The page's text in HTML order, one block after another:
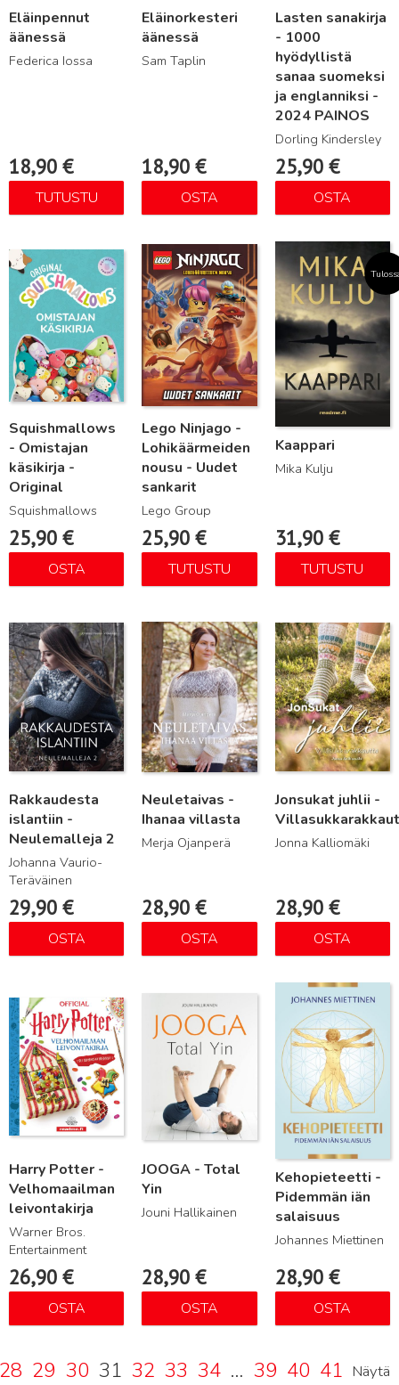
Eläinpennut
äänessä
Federica Iossa
18,90 €
TUTUSTU
Eläinorkesteri
äänessä
Sam Taplin
18,90€
OSTA
Lasten sanakirja
- 1000
hyödyllistä
sanaa suomeksi
ja englanniksi -
2024 PAINOS
Dorling Kindersley
25,90 €
OSTA
Squishmallows
- Omistajan
käsikirja -
Original
Squishmallows
25,90 €
OSTA
Lue lisää
Lego Ninjago -
Lohikäärmeiden
nousu - Uudet
sankarit
Lego Group
25,90€
TUTUSTU
Lue lisää
Kaappari
Mika Kulju
31,90 €
TUTUSTU
Lue lisää
Rakkaudesta
islantiin -
Neulemalleja 2
Johanna Vaurio-
Teräväinen
29,90 €
OSTA
Lue lisää
Neuletaivas -
Ihanaa villasta
Merja Ojanperä
28,90€
OSTA
Lue lisää
Jonsukat juhlii -
Jonna Kalliomäki
28,90 €
OSTA
Lue lisää
Harry Potter -
Velhomaailman
leivontakirja
Warner Bros.
Entertainment
26,90 €
OSTA
JOOGA - Total
Yin
Jouni Hallikainen
28,90€
OSTA
Lue lisää
Kehopieteetti -
Pidemmän iän
salaisuus
Johannes Miettinen
28,90 €
OSTA
Lue lisää
28 29 30 31 32 33 34 … 39 40 41 Näytä